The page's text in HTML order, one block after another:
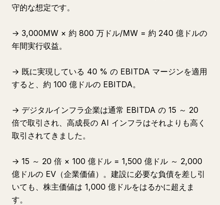
守的な想定です。
→ 3,000MW × 約 800 万ドル/MW = 約 240 億ドルの
年間実行収益。
→ 既に実現している 40 % の EBITDA マージンを適用
すると、約 100 億ドルの EBITDA。
→ デジタルインフラ企業は通常 EBITDA の 15 ～ 20
倍で取引され、高成長の AI インフラはそれよりも高く
取引されてきました。
→ 15 ～ 20 倍 × 100 億ドル = 1,500 億ドル ～ 2,000
億ドルの EV（企業価値）。建設に必要な負債を差し引
いても、株主価値は 1,000 億ドルをはるかに超えま
す。